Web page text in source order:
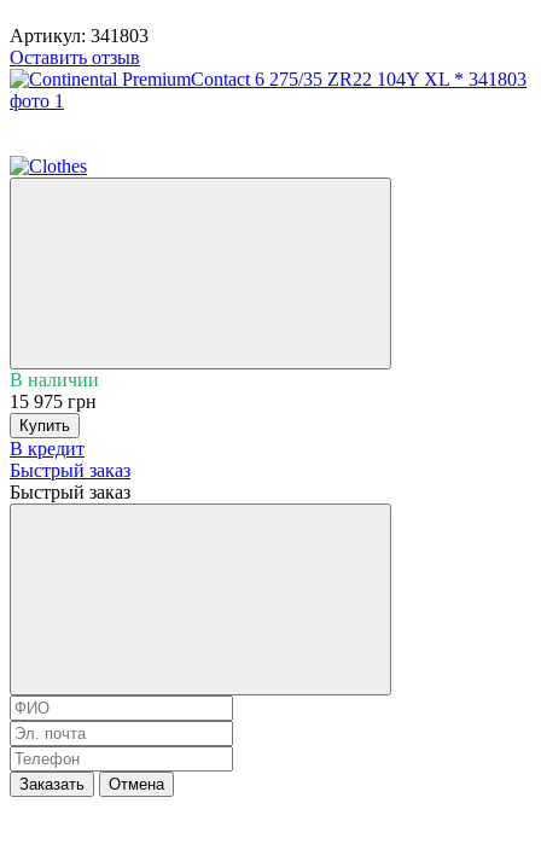
Артикул: 341803
Оставить отзыв
В наличии
15 975 грн
Купить
В кредит
Быстрый заказ
Быстрый заказ
Заказать Отмена